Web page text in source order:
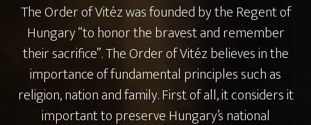
The Order of Vitéz was founded by the Regent of
Hungary “to honor the bravest and remember
their sacrifice”. The Order of Vitéz believes in the
importance of fundamental principles such as
religion, nation and family. First of all, it considers it
important to preserve Hungary’s national